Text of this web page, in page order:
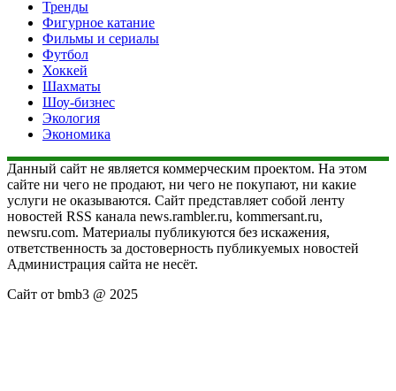
Тренды
Фигурное катание
Фильмы и сериалы
Футбол
Хоккей
Шахматы
Шоу-бизнес
Экология
Экономика
Данный сайт не является коммерческим проектом. На этом
сайте ни чего не продают, ни чего не покупают, ни какие
услуги не оказываются. Сайт представляет собой ленту
новостей RSS канала news.rambler.ru, kommersant.ru,
newsru.com. Материалы публикуются без искажения,
ответственность за достоверность публикуемых новостей
Администрация сайта не несёт.
Сайт от bmb3 @ 2025